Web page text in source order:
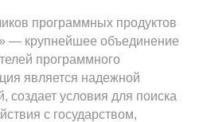
программных продуктов
— крупнейшее объединение
программного
является надежной
создает условия для поиска
с государством,